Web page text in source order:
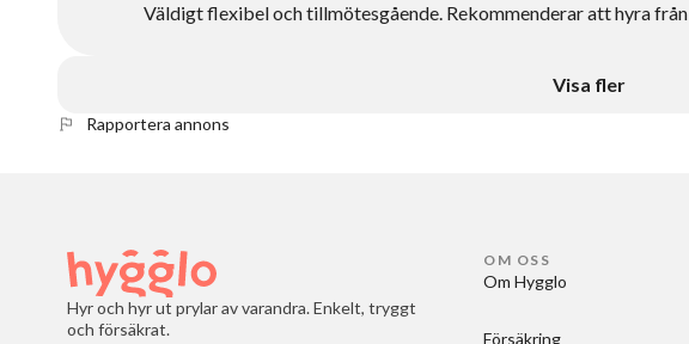
Väldigt flexibel och tillmötesgående. Rekommenderar att hyra från
Visa fler
Rapportera annons
Hyr och hyr ut prylar av varandra. Enkelt, tryggt
och försäkrat.
OM OSS
Om Hygglo
Försäkring